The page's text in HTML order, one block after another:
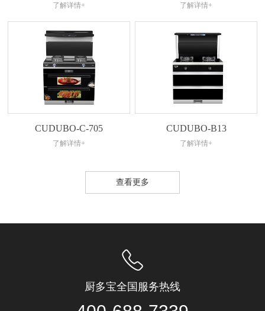
了解详情+ 了解详情+
CUDUBO-C-705
了解详情+
CUDUBO-B13
了解详情+
查看更多
厨多宝全国服务热线